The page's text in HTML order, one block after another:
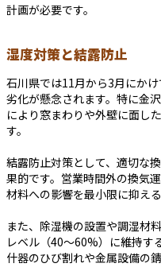
計画が必要です。
湿度対策と結露防止
石川県では11月から3月にか
劣化が懸念されます。特に金
により窓まわりや外壁に面し
す。
結露防止対策として、適切な
果的です。営業時間外の換気
材料への影響を最小限に抑え
また、除湿機の設置や調湿材
レベル（40～60%）に維持す
什器のひび割れや金属設備の